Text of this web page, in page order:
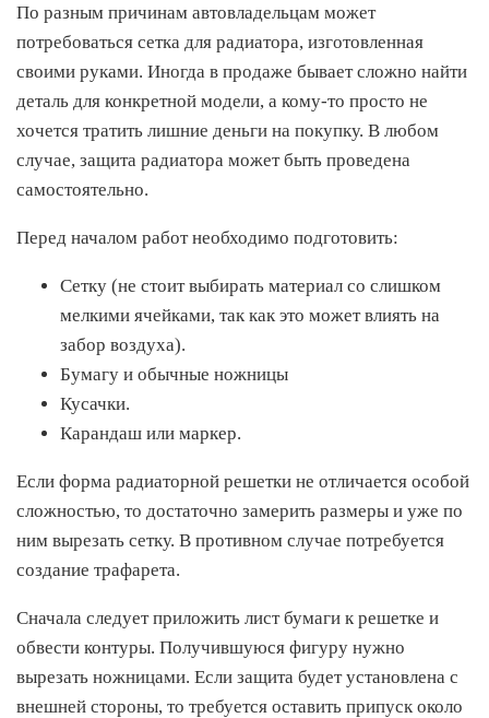
По разным причинам автовладельцам может
потребоваться сетка для радиатора, изготовленная
своими руками. Иногда в продаже бывает сложно найти
деталь для конкретной модели, а кому-то просто не
хочется тратить лишние деньги на покупку. В любом
случае, защита радиатора может быть проведена
самостоятельно.
Перед началом работ необходимо подготовить:
Сетку (не стоит выбирать материал со слишком
мелкими ячейками, так как это может влиять на
забор воздуха).
Бумагу и обычные ножницы
Кусачки.
Карандаш или маркер.
Если форма радиаторной решетки не отличается особой
сложностью, то достаточно замерить размеры и уже по
ним вырезать сетку. В противном случае потребуется
создание трафарета.
Сначала следует приложить лист бумаги к решетке и
обвести контуры. Получившуюся фигуру нужно
вырезать ножницами. Если защита будет установлена с
внешней стороны, то требуется оставить припуск около